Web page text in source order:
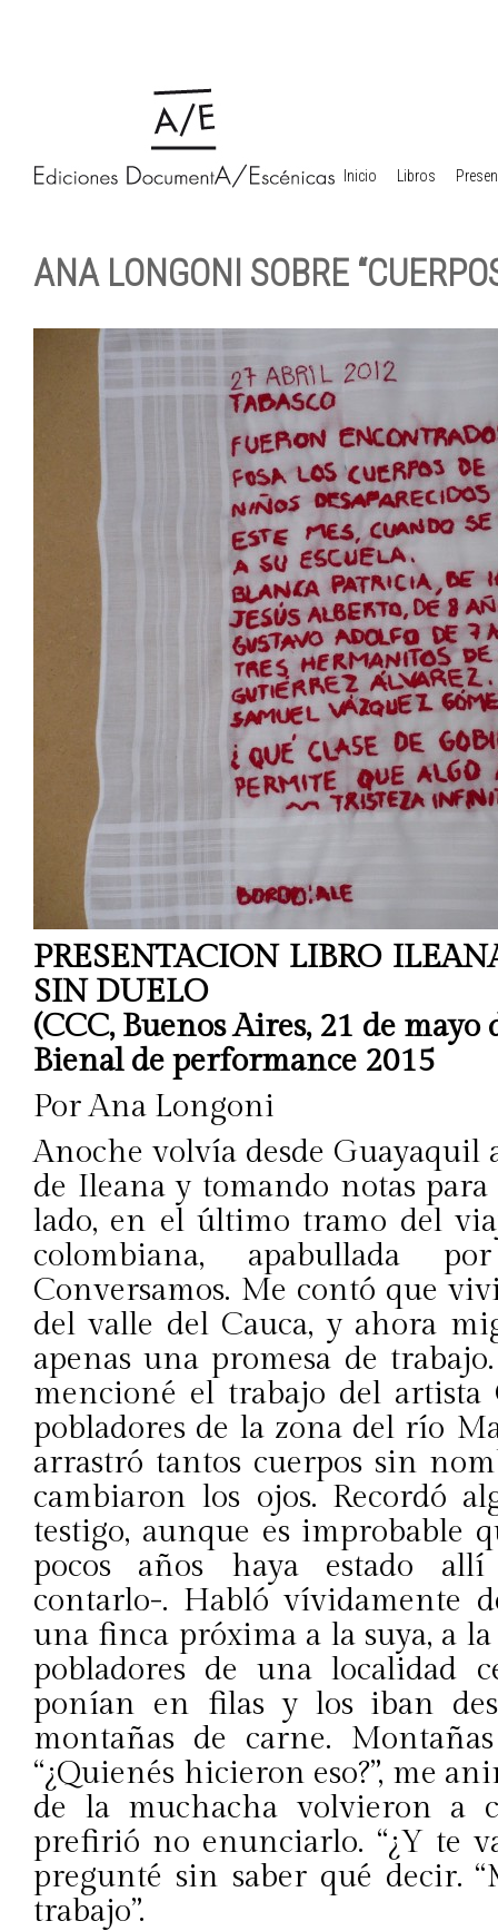
Inicio Libros
ANA LONGONI SOBRE
PRESENTACION LIBRO
SIN DUELO
(CCC, Buenos Aires, 21 de mayo
Bienal de performance 2015
Por Ana Longoni
Anoche volvía desde Guayaquil
de Ileana y tomando notas
lado, en el último tramo del
colombiana, apabullada
Conversamos. Me contó que
del valle del Cauca, y ahora
apenas una promesa de
mencioné el trabajo del artista
pobladores de la zona del río
arrastró tantos cuerpos sin
cambiaron los ojos. Recordó
testigo, aunque es improbable
pocos años haya estado
contarlo-. Habló vívidamente
una finca próxima a la suya, a
pobladores de una localidad
ponían en filas y los iban
montañas de carne.
“¿Quienés hicieron eso?”, me
de la muchacha volvieron a
prefirió no enunciarlo. “¿Y te
pregunté sin saber qué decir.
trabajo”.